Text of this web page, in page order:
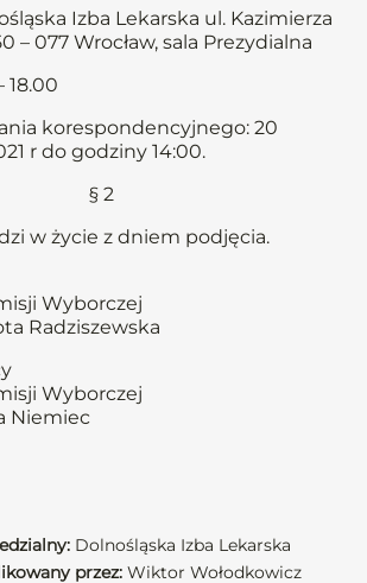
Izba Lekarska ul. Kazimierza
– 077 Wrocław, sala Prezydialna
18.00
korespondencyjnego: 20
r do godziny 14:00.
§ 2
w życie z dniem podjęcia.
Wyborczej
Radziszewska
Wyborczej
Niemiec
Dolnośląska Izba Lekarska
przez: Wiktor Wołodkowicz